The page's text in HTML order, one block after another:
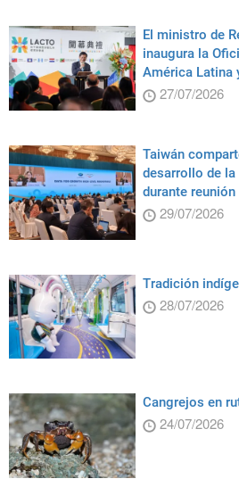
El ministro de
inaugura la
América Latina
27/07/2026
Taiwán
desarrollo de
durante reunión
29/07/2026
Tradición
28/07/2026
Cangrejos en
24/07/2026